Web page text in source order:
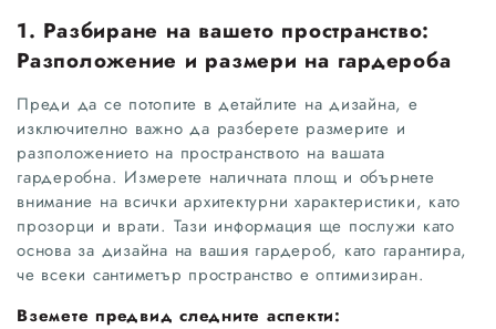
1. Разбиране на вашето пространство:
Разположение и размери на гардероба
Преди да се потопите в детайлите на дизайна, е
изключително важно да разберете размерите и
разположението на пространството на вашата
гардеробна. Измерете наличната площ и обърнете
внимание на всички архитектурни характеристики, като
прозорци и врати. Тази информация ще послужи като
основа за дизайна на вашия гардероб, като гарантира,
че всеки сантиметър пространство е оптимизиран.
Вземете предвид следните аспекти: